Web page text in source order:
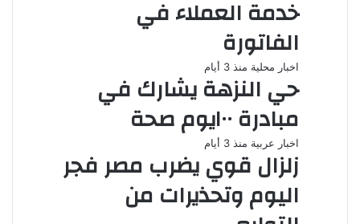
خدمة العملاء في
الفاتورة
اخبار محلية منذ 3 أيام
حي النزهة يشارك في
مبادرة ١٠٠يوم صحة
اخبار عربية منذ 3 أيام
زلزال قوي يضرب مصر فجر
اليوم وتحذيرات من